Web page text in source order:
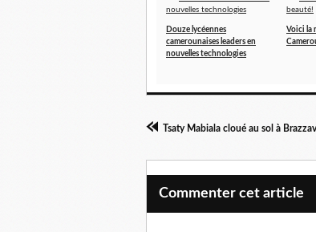
Douze lycéennes
camerounaises leaders en
nouvelles technologies
Voici la
Tsaty Mabiala cloué au sol à
Commenter cet article